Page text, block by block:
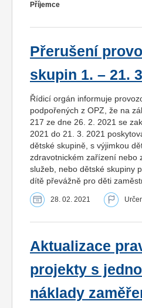
Příjemce
Přerušení
skupin 1. – 21.
Řídicí orgán informuje
podpořených z OPZ, že na
217 ze dne 26. 2. 2021 se
2021 do 21. 3. 2021
dětské skupině, s výjimkou
zdravotnickém zařízení nebo
služeb, nebo dětské skupiny
dítě převážně pro děti
28. 02. 2021
Aktualizace
projekty s
náklady